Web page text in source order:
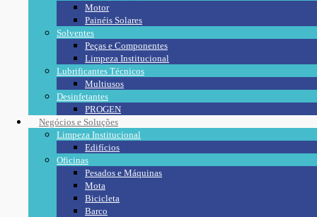
Motor
Painéis Solares
Solventes
Peças e Componentes
Limpeza Institucional
Lubrificantes Técnicos
Multiusos
Desinfetantes
PROGEN
Negócios e Soluções
Limpeza Institucional
Edifícios
Oficinas
Pesados e Máquinas
Mota
Bicicleta
Barco